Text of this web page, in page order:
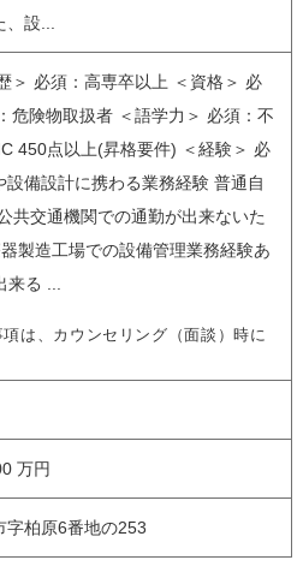
設...
＞ 必須：高専卒以上 ＜資格＞ 必
危険物取扱者 ＜語学力＞ 必須：不
450点以上(昇格要件) ＜経験＞ 必
設備設計に携わる業務経験 普通自
共交通機関での通勤が出来ないた
製造工場での設備管理業務経験あ
る ...
は、カウンセリング（面談）時に
万円
字柏原6番地の253